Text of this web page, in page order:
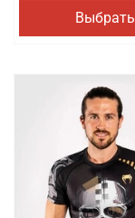
Выбрать